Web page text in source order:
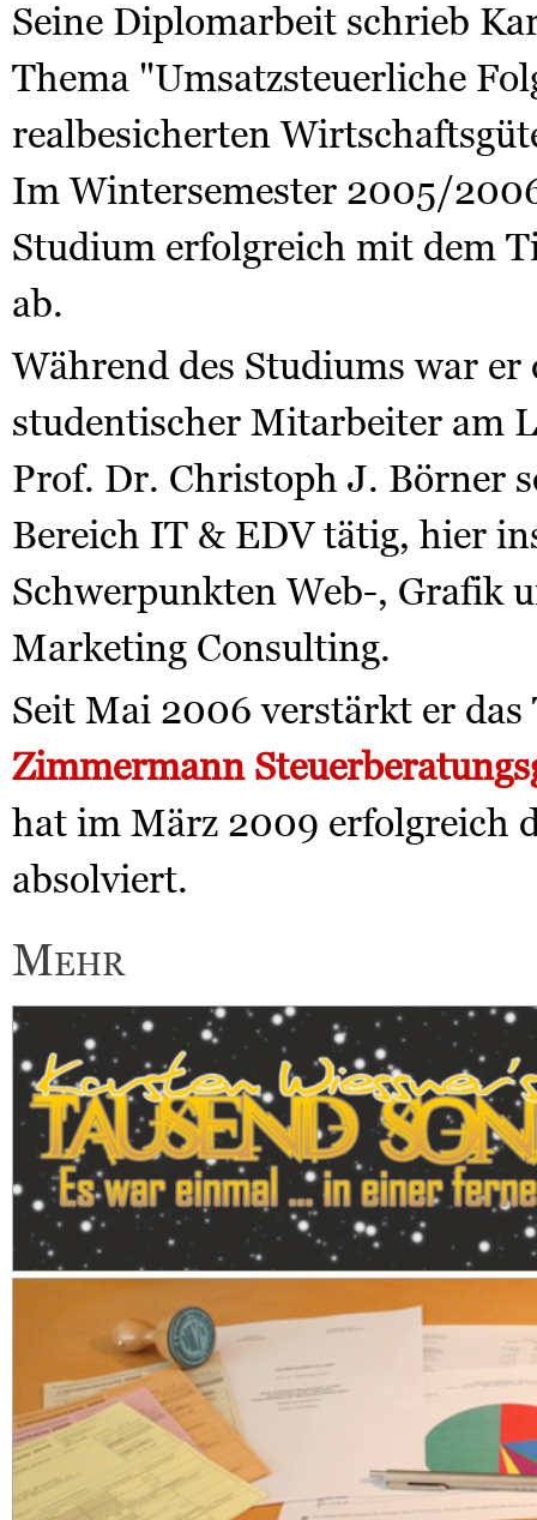
Seine Diplomarbeit schrieb
Thema "Umsatzsteuerliche
realbesicherten
Im Wintersemester 2005/
Studium erfolgreich mit dem
ab.
Während des Studiums war
studentischer Mitarbeiter am
Prof. Dr. Christoph J. Börner
Bereich IT & EDV tätig, hier
Schwerpunkten Web-, Grafik
Marketing Consulting.
Seit Mai 2006 verstärkt er
Zimmermann
hat im März 2009 erfolgreich
absolviert.
Mehr